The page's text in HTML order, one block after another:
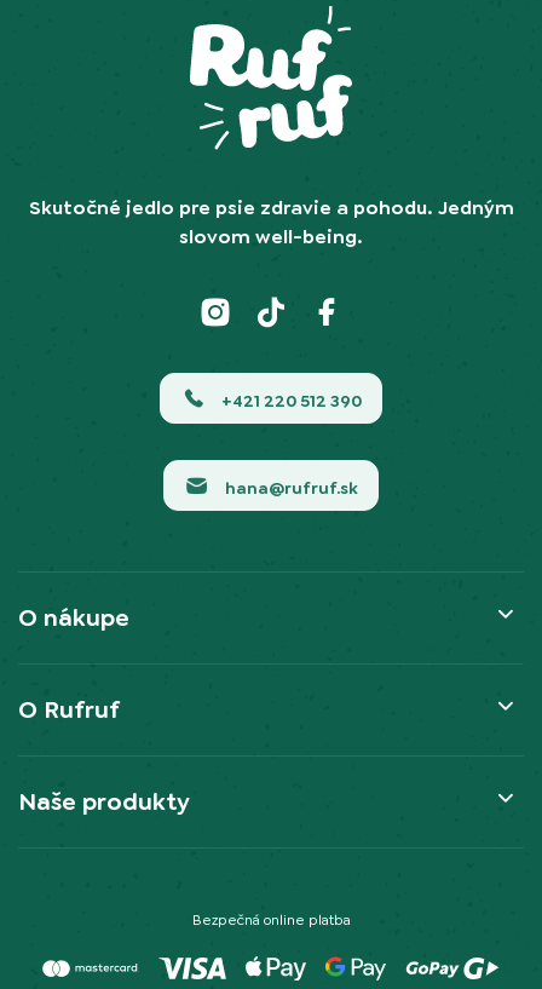
Skutočné jedlo pre psie zdravie a pohodu. Jedným
slovom well-being.
+421 220 512 390
hana@rufruf.sk
O nákupe
O Rufruf
Naše produkty
Bezpečná online platba